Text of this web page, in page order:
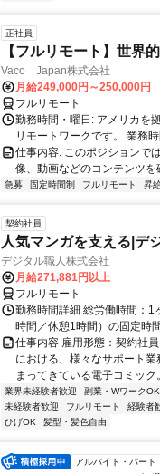
正社員
【フルリモート】世界
Vaco Japan株式会社
月給249,000円～250,000円
フルリモート
勤務時間・曜日: アメリカを
リモートワークです。 業務
仕事内容: このポジションで
像、動画などのコンテンツ
急募 固定時間制 フルリモート 昇
契約社員
人気マンガを支える|デ
デジタル職人株式会社
月給271,881円以上
フルリモート
勤務時間詳細 総労働時間：
時間／休憩1時間）の固定時
仕事内容 雇用形態：契約社
における、様々なサポート
まってきている電子コミッ
業界未経験者歓迎 副業・WワークOK
未経験者歓迎
フルリモート 経験者
ひげOK
髪型・髪色自由
アルバイト・パート